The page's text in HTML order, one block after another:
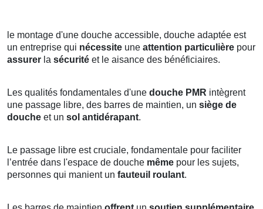
le montage d'une douche accessible, douche adaptée est
un entreprise qui nécessite une attention particulière pour
assurer la sécurité et le aisance des bénéficiaires.
Les qualités fondamentales d'une douche PMR intègrent
une passage libre, des barres de maintien, un siège de
douche et un sol antidérapant.
Le passage libre est cruciale, fondamentale pour faciliter
l’entrée dans l'espace de douche même pour les sujets,
personnes qui manient un fauteuil roulant.